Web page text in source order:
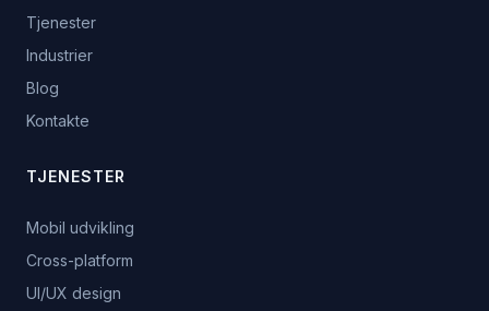
Tjenester
Industrier
Blog
Kontakte
TJENESTER
Mobil udvikling
Cross-platform
UI/UX design